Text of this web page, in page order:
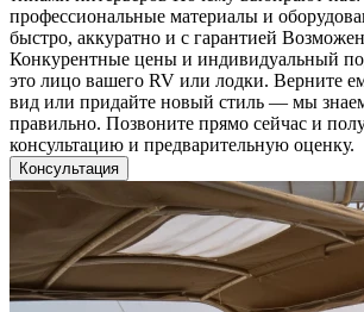
профессиональные материалы и
быстро, аккуратно и с гарантией
Конкурентные цены и индивидуальный
это лицо вашего RV или лодки. Верните
вид или придайте новый стиль — мы
правильно. Позвоните прямо сейчас и
консультацию и предварительную оценку.
Консультация